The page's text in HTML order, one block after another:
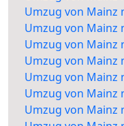
Umzug von Mainz
Umzug von Mainz
Umzug von Mainz
Umzug von Mainz
Umzug von Mainz
Umzug von Mainz
Umzug von Mainz